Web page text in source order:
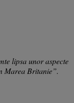
lipsa unor aspecte
Marea Britanie”.